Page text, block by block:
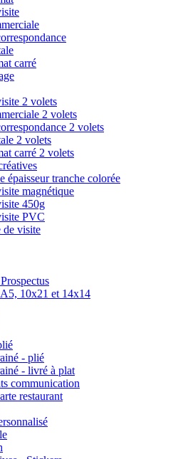
carré
2 volets
2 volets
2 volets
2 volets
carré 2 volets
épaisseur tranche colorée
magnétique
450g
PVC
de visite
10x21 et 14x14
- plié
- livré à plat
communication
restaurant